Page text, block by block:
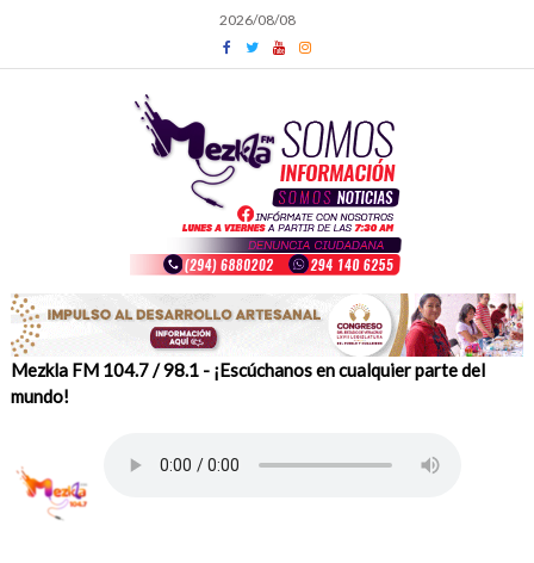
content
2026/08/08
Mezkla FM 104.7 / 98.1 - ¡Escúchanos en cualquier parte del
mundo!